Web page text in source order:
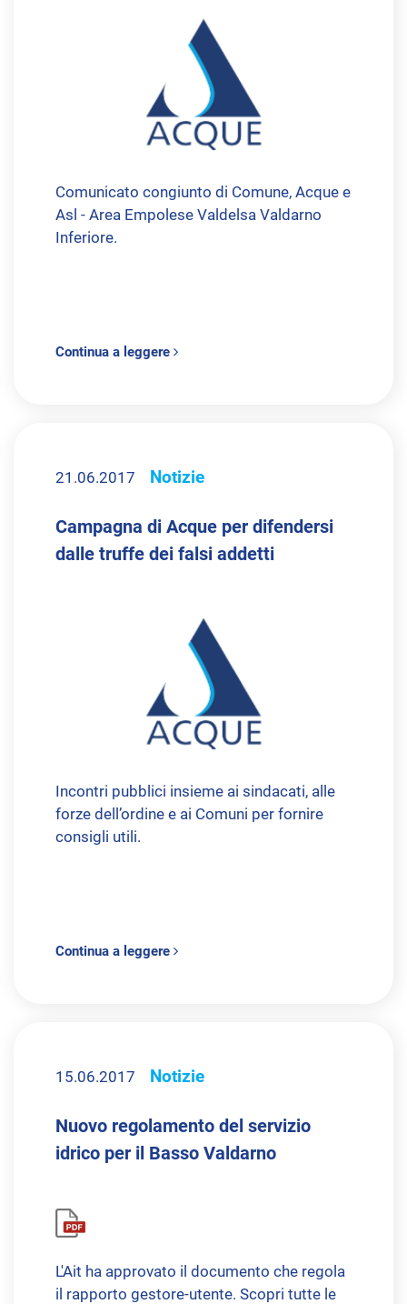
Comunicato congiunto di Comune, Acque e
Asl - Area Empolese Valdelsa Valdarno
Inferiore.
Continua a leggere
21.06.2017 Notizie
Campagna di Acque per difendersi
dalle truffe dei falsi addetti
Incontri pubblici insieme ai sindacati, alle
forze dell’ordine e ai Comuni per fornire
consigli utili.
Continua a leggere
15.06.2017 Notizie
Nuovo regolamento del servizio
idrico per il Basso Valdarno
L'Ait ha approvato il documento che regola
il rapporto gestore-utente. Scopri tutte le